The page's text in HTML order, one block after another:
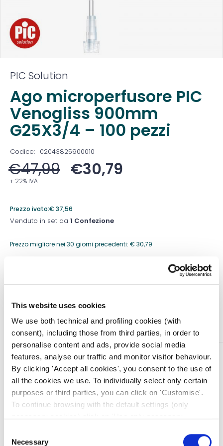
This website uses cookies
We use both technical and profiling cookies (with
consent), including those from third parties, in order to
personalise content and ads, provide social media
features, analyse our traffic and monitor visitor behaviour.
By clicking 'Accept all cookies', you consent to the use of
all the cookies we use. To individually select only certain
purposes or third parties, you can click on 'Customise'.
To continue browsing with the default settings (only
Policy. The cookie settings can be updated at any time
Selection
Necessary
PIC Solution
Ago microperfusore PIC
Venogliss 900mm
G25X3/4 – 100 pezzi
Codice: 02043825900010
€47,99 €30,79
+ 22% IVA
Prezzo ivato:€ 37,56
Venduto in set da 1 Confezione
Prezzo migliore nei 30 giorni precedenti: € 30,79
Aggiungi al carrello
DESCRIZIONE
Ago microperfusore sterile, monouso, in blister singolo
“Peel-Pack”, cono rigido Luer Lock.
Ago a triplice affilatura e trattamento siliconico anti-
attrito.
Tubo di dimensioni ottimali per un volume residuo